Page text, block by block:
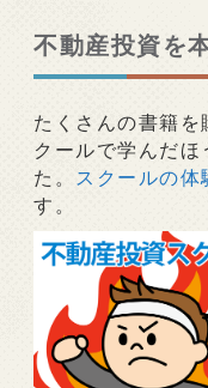
ナ
ビ
ー
シ
不動産投資を
たくさんの書籍
クールで学んだ
た。 スクールの体
す。